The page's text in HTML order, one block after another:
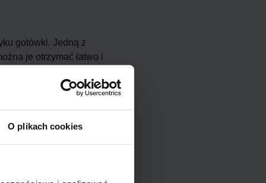
O plikach cookies
gotówki. Jedną z
je otrzymać łatwo i
mogą być niższe niż w